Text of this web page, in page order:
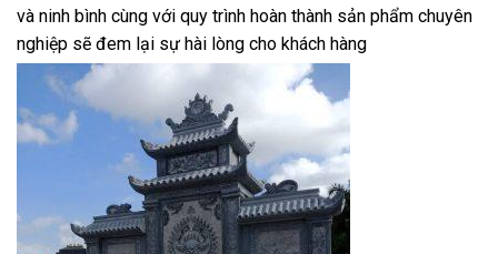
và ninh bình cùng với quy trình hoàn thành sản phẩm chuyên
nghiệp sẽ đem lại sự hài lòng cho khách hàng